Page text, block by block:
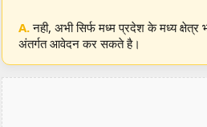
A.नही, अभी सिर्फ मध्म प्रदेश के मध्य
अंतर्गत आवेदन कर सकते है।